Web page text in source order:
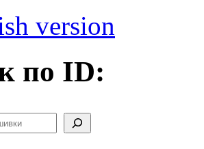
version
по ID: